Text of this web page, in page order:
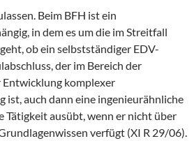
Beim BFH ist ein
in dem es um die im Streitfall
ob ein selbstständiger EDV-
der im Bereich der
Entwicklung komplexer
ist, auch dann eine ingenieurähnliche
ausübt, wenn er nicht über
verfügt (XI R 29/06).